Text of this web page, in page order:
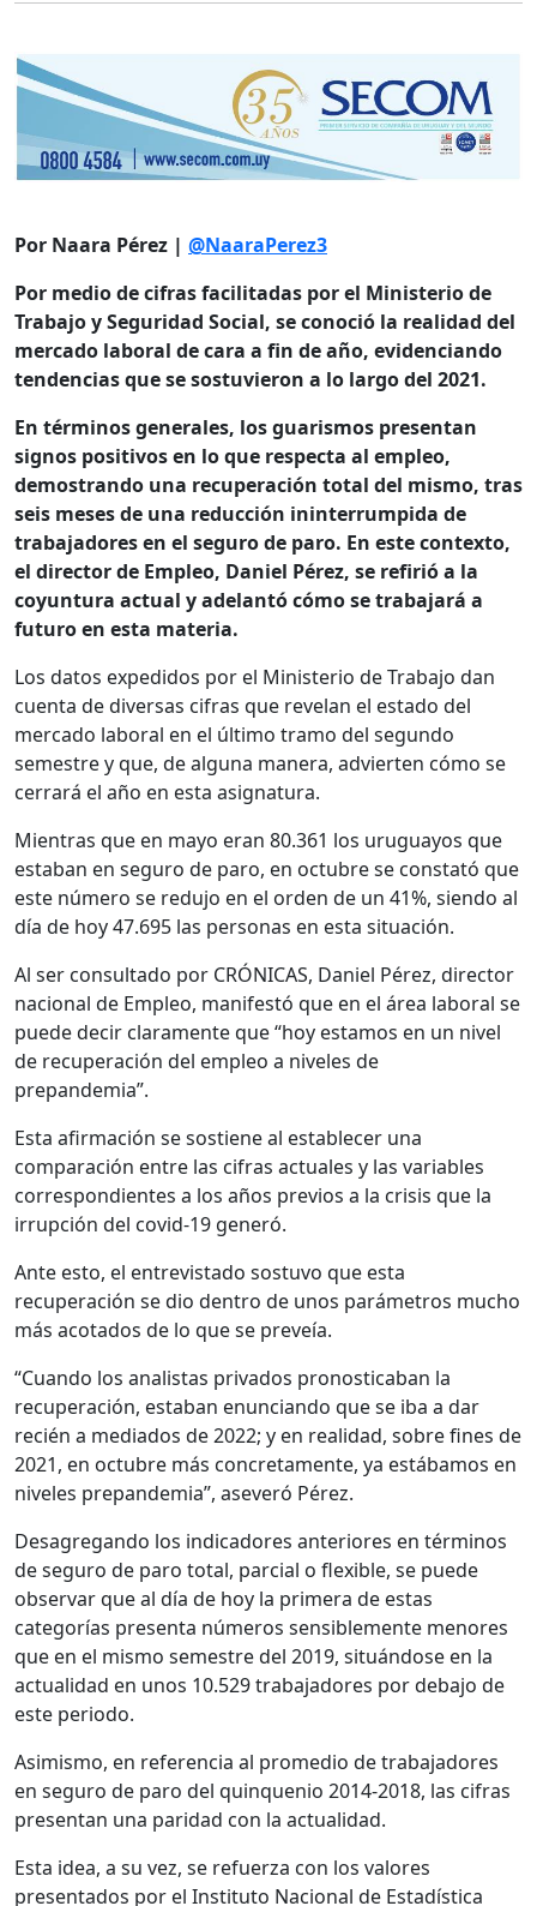
Por Naara Pérez | @NaaraPerez3
Por medio de cifras facilitadas por el Ministerio de
Trabajo y Seguridad Social, se conoció la realidad del
mercado laboral de cara a fin de año, evidenciando
tendencias que se sostuvieron a lo largo del 2021.
En términos generales, los guarismos presentan
signos positivos en lo que respecta al empleo,
demostrando una recuperación total del mismo, tras
seis meses de una reducción ininterrumpida de
trabajadores en el seguro de paro. En este contexto,
el director de Empleo, Daniel Pérez, se refirió a la
coyuntura actual y adelantó cómo se trabajará a
futuro en esta materia.
Los datos expedidos por el Ministerio de Trabajo dan
cuenta de diversas cifras que revelan el estado del
mercado laboral en el último tramo del segundo
semestre y que, de alguna manera, advierten cómo se
cerrará el año en esta asignatura.
Mientras que en mayo eran 80.361 los uruguayos que
estaban en seguro de paro, en octubre se constató que
este número se redujo en el orden de un 41%, siendo al
día de hoy 47.695 las personas en esta situación.
Al ser consultado por CRÓNICAS, Daniel Pérez, director
nacional de Empleo, manifestó que en el área laboral se
puede decir claramente que “hoy estamos en un nivel
de recuperación del empleo a niveles de
prepandemia”.
Esta afirmación se sostiene al establecer una
comparación entre las cifras actuales y las variables
correspondientes a los años previos a la crisis que la
irrupción del covid-19 generó.
Ante esto, el entrevistado sostuvo que esta
recuperación se dio dentro de unos parámetros mucho
más acotados de lo que se preveía.
“Cuando los analistas privados pronosticaban la
recuperación, estaban enunciando que se iba a dar
recién a mediados de 2022; y en realidad, sobre fines de
2021, en octubre más concretamente, ya estábamos en
niveles prepandemia”, aseveró Pérez.
Desagregando los indicadores anteriores en términos
de seguro de paro total, parcial o flexible, se puede
observar que al día de hoy la primera de estas
categorías presenta números sensiblemente menores
que en el mismo semestre del 2019, situándose en la
actualidad en unos 10.529 trabajadores por debajo de
este periodo.
Asimismo, en referencia al promedio de trabajadores
en seguro de paro del quinquenio 2014-2018, las cifras
presentan una paridad con la actualidad.
Esta idea, a su vez, se refuerza con los valores
presentados por el Instituto Nacional de Estadística